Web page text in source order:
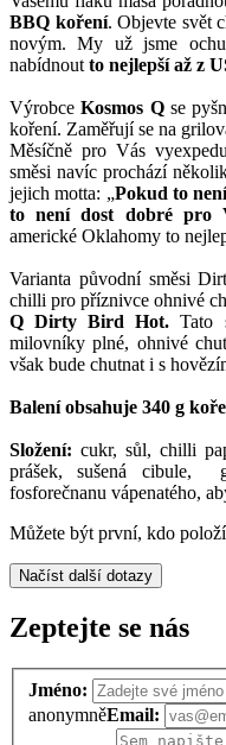
BBQ koření. Objevte svět
novým. My už jsme
nabídnout to nejlepší až z
VýrobceKosmos Qse
koření. Zaměřují se na
Měsíčně pro Vás
směsi navíc prochází
jejich motta: „Pokud to
to není dost dobré pro
americké Oklahomy to
Varianta původní směsi
chilli pro příznivce ohnivé
Q Dirty Bird Hot.Tato
milovníky plné, ohnivé
však bude chutnat i s
Balení obsahuje 340 g
Složení: cukr, sůl, chilli
prášek, sušená cibule,
fosforečnanu vápenatého,
Můžete být první, kdo
Načíst další dotazy
Zeptejte se nás
Jméno:
anonymněEmail: